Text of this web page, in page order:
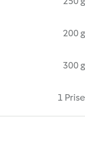
200 g
300 g
1 Prise